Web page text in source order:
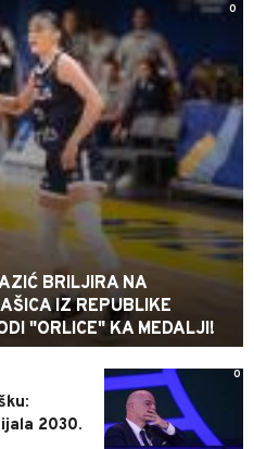
0
BRILJIRA NA
IZ REPUBLIKE
"ORLICE" KA MEDALJI!
0
2030.